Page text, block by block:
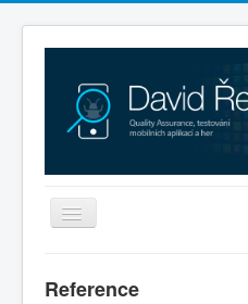
Přepnout
navigaci
Reference